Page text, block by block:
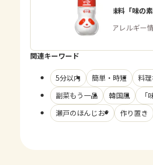
うま味調味料「味の素
商品・アレルギー
関連キーワード
5分以内 簡単・時短 料
副菜もう一品
韓国風
「
瀬戸のほんじお®
作り置き